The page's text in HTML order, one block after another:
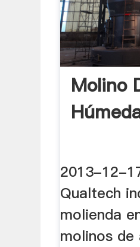
Molino
2013-12-
Qualtech
molienda
molinos de